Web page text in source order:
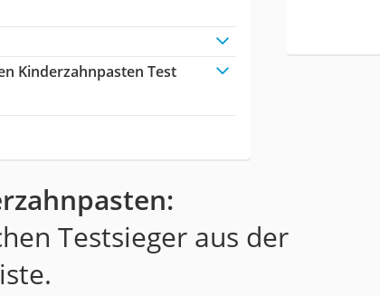
Kinderzahnpasten Test
Testsieger aus der